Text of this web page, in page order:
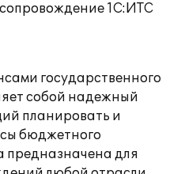
1С:ИТС
государственного
собой надежный
планировать и
бюджетного
для